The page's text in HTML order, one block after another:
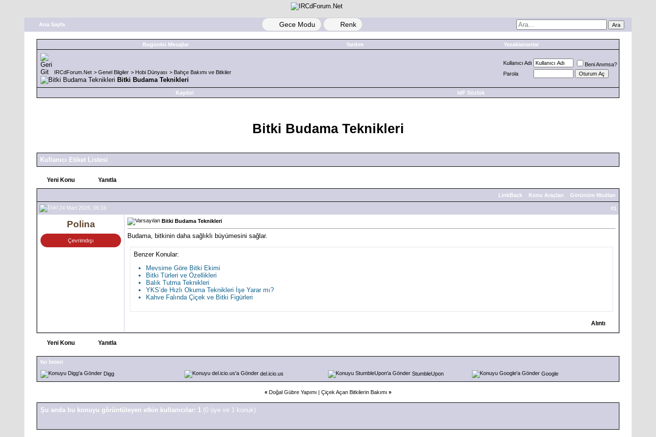
Ana Sayfa Gece Modu Renk
Bugünkü Mesajlar Yardım Yasaklananlar
IRCdForum.Net > Genel Bilgiler > Hobi Dünyası > Bahçe Bakımı ve Bitkiler
Bitki Budama Teknikleri
Kullanıcı Adı
Beni Anımsa?
Parola
Kaydol IdF Sözlük
Bitki Budama Teknikleri
Kullanıcı Etiket Listesi
Yeni Konu Yanıtla
LinkBack Konu Araçları Görünüm Modları
24 Mart 2026, 06:16 #1
Polina
Çevrimdışı
Bitki Budama Teknikleri
Budama, bitkinin daha sağlıklı büyümesini sağlar.
Benzer Konular:
Mevsime Göre Bitki Ekimi
Bitki Türleri ve Özellikleri
Balık Tutma Teknikleri
YKS’de Hızlı Okuma Teknikleri İşe Yarar mı?
Kahve Falında Çiçek ve Bitki Figürleri
Alıntı
Yeni Konu Yanıtla
Yer İmleri
Digg
del.icio.us StumbleUpon Google
« Doğal Gübre Yapımı | Çiçek Açan Bitkilerin Bakımı »
Şu anda bu konuyu görüntüleyen etkin kullanıcılar: 1 (0 üye ve 1 konuk)